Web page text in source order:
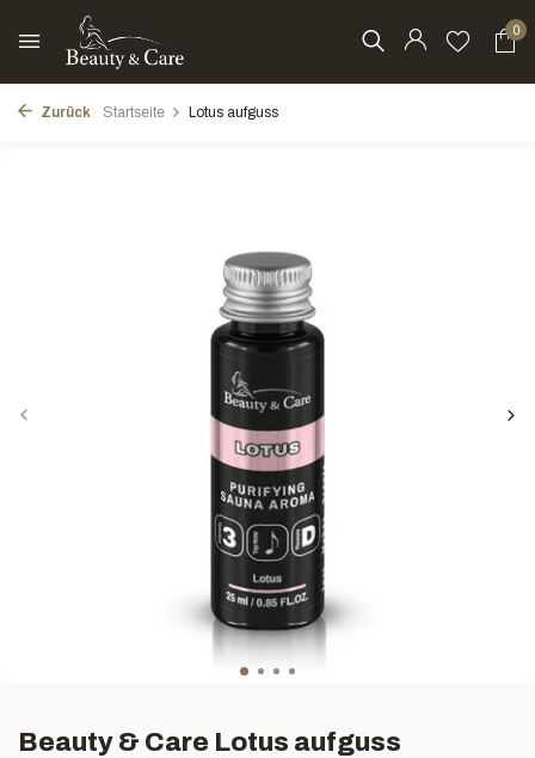
0
Zurück Startseite Lotus aufguss
Beauty & Care Lotus aufguss